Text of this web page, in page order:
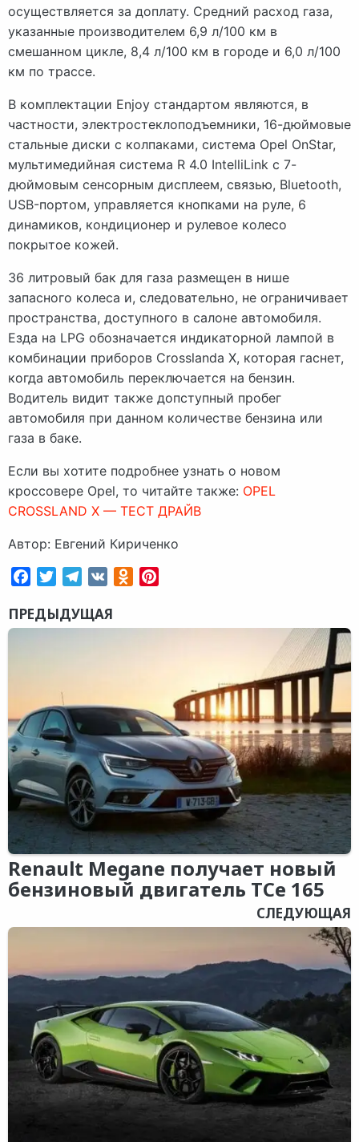
осуществляется за доплату. Средний расход газа,
указанные производителем 6,9 л/100 км в
смешанном цикле, 8,4 л/100 км в городе и 6,0 л/100
км по трассе.
В комплектации Enjoy стандартом являются, в
частности, электростеклоподъемники, 16-дюймовые
стальные диски с колпаками, система Opel OnStar,
мультимедийная система R 4.0 IntelliLink с 7-
дюймовым сенсорным дисплеем, связью, Bluetooth,
USB-портом, управляется кнопками на руле, 6
динамиков, кондиционер и рулевое колесо
покрытое кожей.
36 литровый бак для газа размещен в нише
запасного колеса и, следовательно, не ограничивает
пространства, доступного в салоне автомобиля.
Езда на LPG обозначается индикаторной лампой в
комбинации приборов Crosslanda X, которая гаснет,
когда автомобиль переключается на бензин.
Водитель видит также допступный пробег
автомобиля при данном количестве бензина или
газа в баке.
Если вы хотите подробнее узнать о новом
кроссовере Opel, то читайте также: OPEL
CROSSLAND X — ТЕСТ ДРАЙВ
Автор: Евгений Кириченко
FacebookTwitterTelegram
VK Odnoklassniki
ПРЕДЫДУЩАЯ
Renault Megane получает новый
бензиновый двигатель TCe 165
СЛЕДУЮЩАЯ